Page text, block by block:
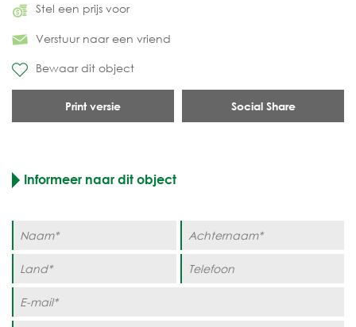
Stel een prijs voor
Verstuur naar een vriend
Bewaar dit object
Print versie Social Share
Informeer naar dit object